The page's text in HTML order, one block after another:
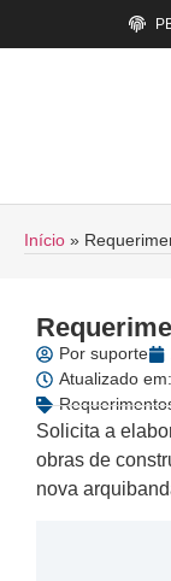
Início »
Por suporte
Atualizado
Solicita a
obras de
nova